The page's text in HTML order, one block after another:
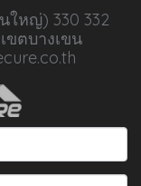
ใหญ่) 330 332
ขตบางเขน